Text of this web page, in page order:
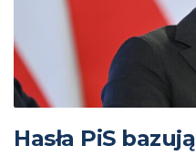
Hasła PiS